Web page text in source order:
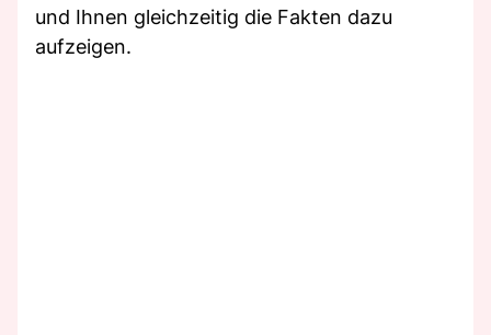
und Ihnen gleichzeitig die Fakten dazu
aufzeigen.